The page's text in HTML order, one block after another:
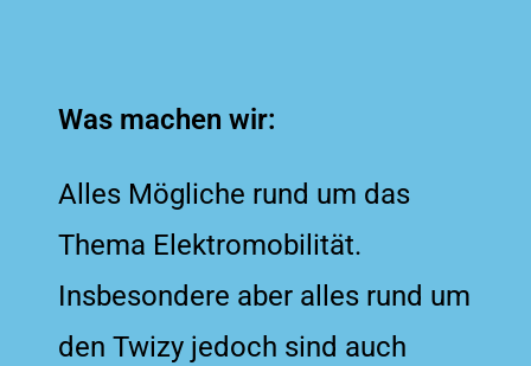
Was machen wir:
Alles Mögliche rund um das
Thema Elektromobilität.
Insbesondere aber alles rund um
den Twizy jedoch sind auch